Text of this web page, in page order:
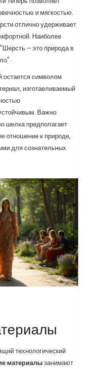
и мягкостью.
отлично удерживает
Наиболее
– это природа в
остается символом
изготавливаемый
Важно
шелка предполагает
отношение к природе,
для сознательных
технологический
материалызанимают